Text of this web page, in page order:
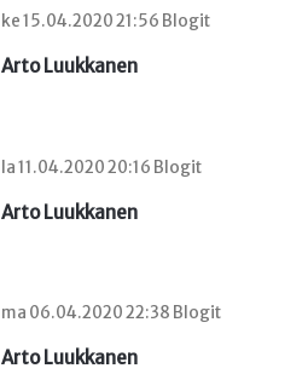
ke 15.04.2020 21:56 Blogit
Arto Luukkanen
la 11.04.2020 20:16 Blogit
Arto Luukkanen
ma 06.04.2020 22:38 Blogit
Arto Luukkanen